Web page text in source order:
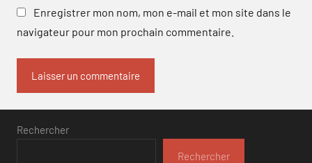
Enregistrer mon nom, mon e-mail et mon site dans le
navigateur pour mon prochain commentaire.
Rechercher
Rechercher